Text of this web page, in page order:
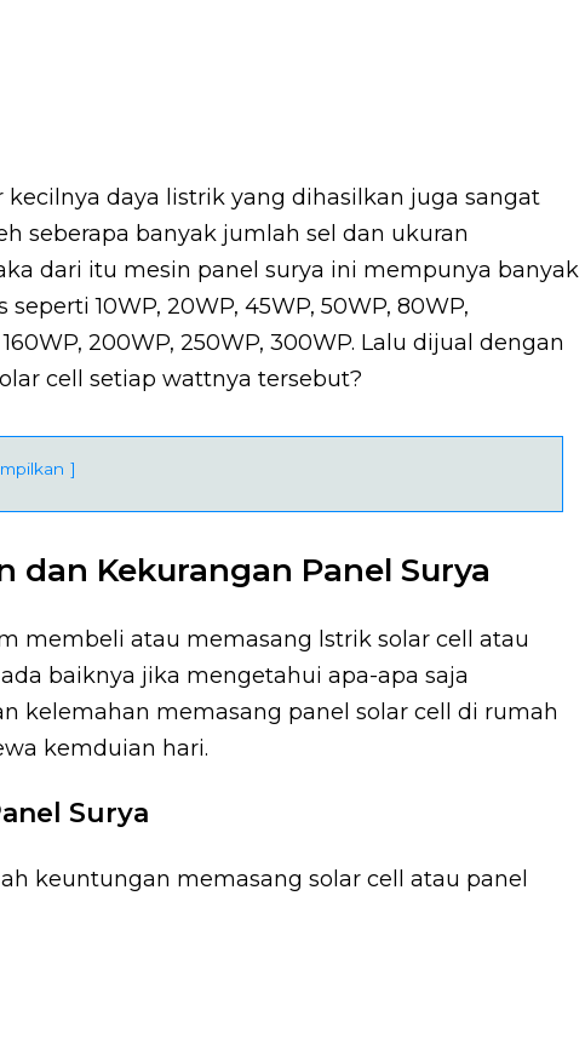
kecilnya daya listrik yang dihasilkan juga sangat
seberapa banyak jumlah sel dan ukuran
dari itu mesin panel surya ini mempunya banyak
seperti 10WP, 20WP, 45WP, 50WP, 80WP,
160WP, 200WP, 250WP, 300WP. Lalu dijual dengan
cell setiap wattnya tersebut?
dan Kekurangan Panel Surya
membeli atau memasang lstrik solar cell atau
baiknya jika mengetahui apa-apa saja
kelemahan memasang panel solar cell di rumah
kemduian hari.
Surya
keuntungan memasang solar cell atau panel